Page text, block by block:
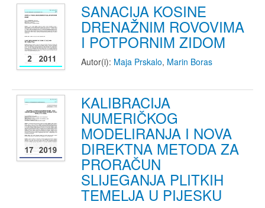
SANACIJA KOSINE
DRENAŽNIM ROVOVIMA
I POTPORNIM ZIDOM
Autor(i): Maja Prskalo, Marin Boras
KALIBRACIJA
NUMERIČKOG
MODELIRANJA I NOVA
DIREKTNA METODA ZA
PRORAČUN
SLIJEGANJA PLITKIH
TEMELJA U PIJESKU